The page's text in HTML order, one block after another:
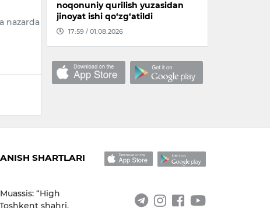
nazarda
noqonuniy qurilish yuzasidan
jinoyat ishi qo‘zg‘atildi
17:59 / 01.08.2026
SHARTLARI
“High
shahri,